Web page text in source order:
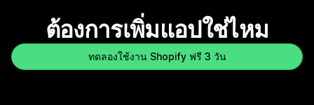
ต้องการเพิ่มแอปใช่ไหม
ทดลองใช้งาน Shopify ฟรี 3 วัน